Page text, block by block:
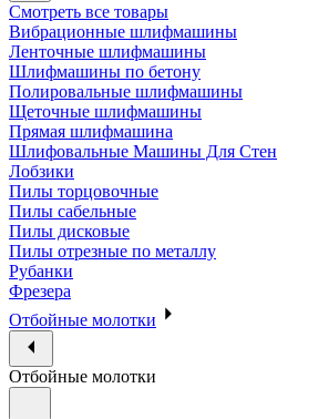
Смотреть все товары
Вибрационные шлифмашины
Ленточные шлифмашины
Шлифмашины по бетону
Полировальные шлифмашины
Щеточные шлифмашины
Прямая шлифмашина
Шлифовальные Машины Для Стен
Лобзики
Пилы торцовочные
Пилы сабельные
Пилы дисковые
Пилы отрезные по металлу
Рубанки
Фрезера
Отбойные молотки
Отбойные молотки